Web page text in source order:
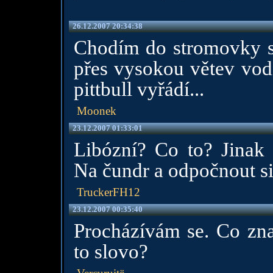
26.12.2007 20:34:38
Chodím do stromovky
přes vysokou větev
pittbull vyřádí...
Moonek
23.12.2007 01:33:01
Libózní? Co to? Jinak
Na čundr a odpočnout
TruckerFH12
23.12.2007 00:35:40
Procházívám se. Co
to slovo?